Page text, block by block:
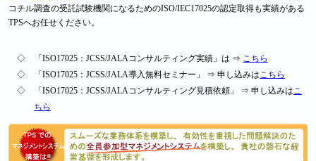
コチル調査の受託試験機関になるためのISO/IEC17025の認定取得も実績がある
TPSへお任せください。
◇ 「ISO17025：JCSS/JALAコンサルティング実績」 は ⇒ こちら
◇
「ISO17025：JCSS/JALA導入無料セミナー」 ⇒ 申し込みはこちら
◇
「ISO17025：JCSS/JALAコンサルティング見積依頼」 ⇒ 申し込みはこ
ちら